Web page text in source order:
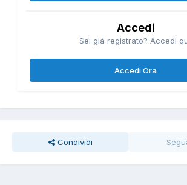
Accedi
Sei già registrato? Accedi
Accedi Ora
Condividi